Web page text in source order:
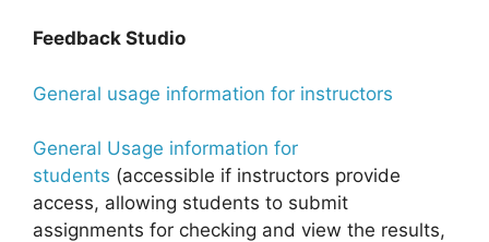
Feedback Studio
General usage information for instructors
General Usage information for
students (accessible if instructors provide
access, allowing students to submit
assignments for checking and view the results,